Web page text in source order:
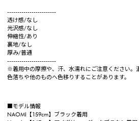
------------------------
透け感/なし
光沢感/なし
伸縮性/あり
裏地/なし
厚み/普通
------------------------
※着用中の摩擦や、汗、水濡れにご注意ください。
色落ちや他のものへ色移りすることがあります。
■モデル情報
NAOMI【159cm】ブラック着用